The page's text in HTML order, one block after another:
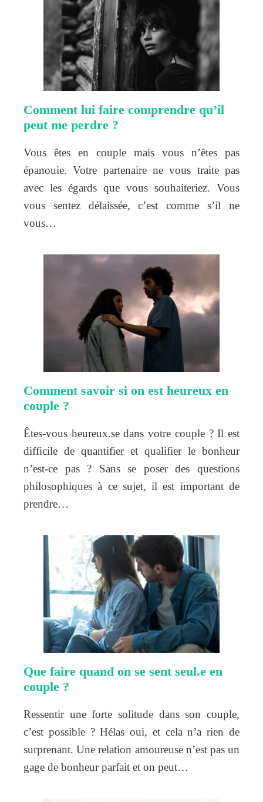
Comment lui faire comprendre qu’il
peut me perdre ?
Vous êtes en couple mais vous n’êtes pas
épanouie. Votre partenaire ne vous traite pas
avec les égards que vous souhaiteriez. Vous
vous sentez délaissée, c’est comme s’il ne
vous…
Comment savoir si on est heureux en
couple ?
Êtes-vous heureux.se dans votre couple ? Il est
difficile de quantifier et qualifier le bonheur
n’est-ce pas ? Sans se poser des questions
philosophiques à ce sujet, il est important de
prendre…
Que faire quand on se sent seul.e en
couple ?
Ressentir une forte solitude dans son couple,
c’est possible ? Hélas oui, et cela n’a rien de
surprenant. Une relation amoureuse n’est pas un
gage de bonheur parfait et on peut…